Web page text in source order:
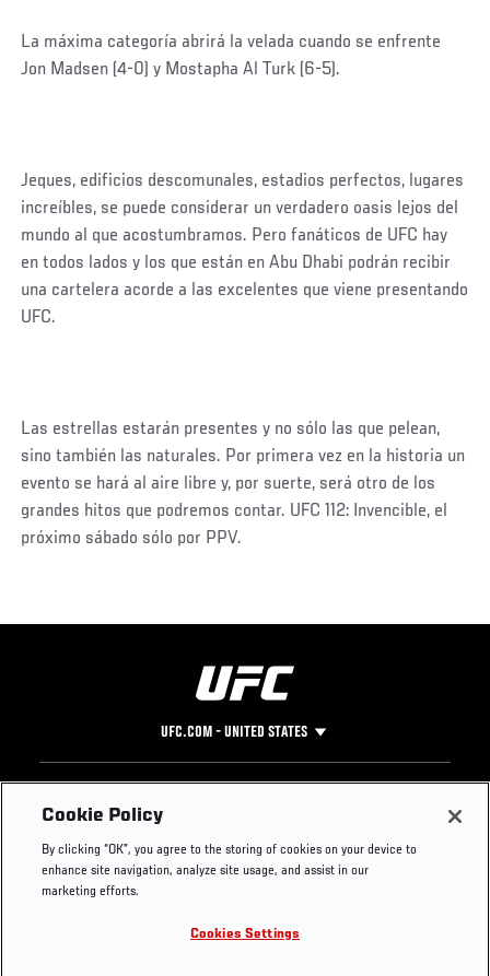
La máxima categoría abrirá la velada cuando se enfrente
Jon Madsen (4-0) y Mostapha Al Turk (6-5).
Jeques, edificios descomunales, estadios perfectos, lugares
increíbles, se puede considerar un verdadero oasis lejos del
mundo al que acostumbramos. Pero fanáticos de UFC hay
en todos lados y los que están en Abu Dhabi podrán recibir
una cartelera acorde a las excelentes que viene presentando
UFC.
Las estrellas estarán presentes y no sólo las que pelean,
sino también las naturales. Por primera vez en la historia un
evento se hará al aire libre y, por suerte, será otro de los
grandes hitos que podremos contar. UFC 112: Invencible, el
próximo sábado sólo por PPV.
UFC.COM - UNITED STATES
Footer
UFC
UFC Foundation
UFC Careers
Instagram
YouTube
Press
Cookie Policy
By clicking “OK”, you agree to the storing of cookies on your device to
enhance site navigation, analyze site usage, and assist in our
marketing efforts.
Cookies Settings